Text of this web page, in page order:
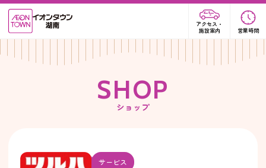
アクセス・
施設案内
営業時間
SHOP
ショップ
サービス